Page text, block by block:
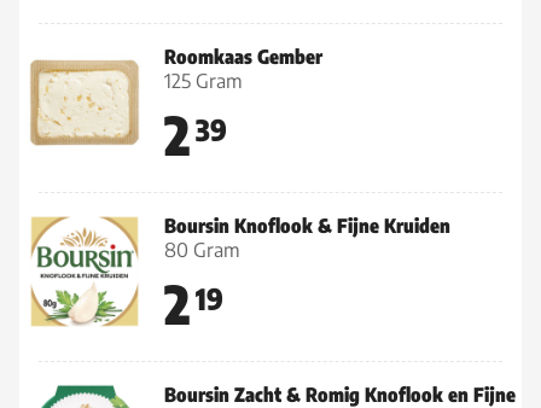
Roomkaas Gember
125 Gram
239
Boursin Knoflook & Fijne Kruiden
80 Gram
219
Boursin Zacht & Romig Knoflook en Fijne